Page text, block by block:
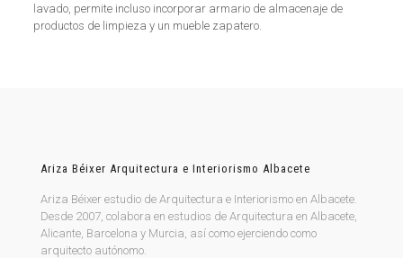
lavado, permite incluso incorporar armario de almacenaje de
productos de limpieza y un mueble zapatero.
Ariza Béixer Arquitectura e Interiorismo Albacete
Ariza Béixer estudio de Arquitectura e Interiorismo en Albacete.
Desde 2007, colabora en estudios de Arquitectura en Albacete,
Alicante, Barcelona y Murcia, así como ejerciendo como
arquitecto autónomo.